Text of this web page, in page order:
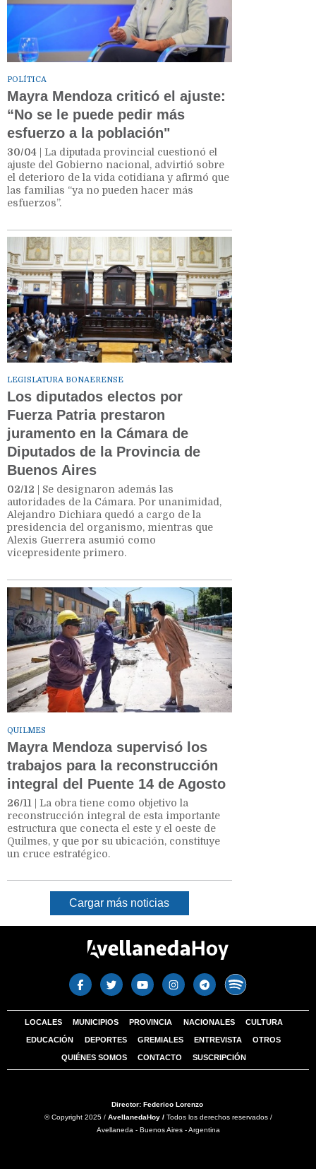
POLÍTICA
Mayra Mendoza criticó el ajuste:
“No se le puede pedir más
esfuerzo a la población"
30/04 | La diputada provincial cuestionó el
ajuste del Gobierno nacional, advirtió sobre
el deterioro de la vida cotidiana y afirmó que
las familias “ya no pueden hacer más
esfuerzos”.
LEGISLATURA BONAERENSE
Los diputados electos por
Fuerza Patria prestaron
juramento en la Cámara de
Diputados de la Provincia de
Buenos Aires
02/12 | Se designaron además las
autoridades de la Cámara. Por unanimidad,
Alejandro Dichiara quedó a cargo de la
presidencia del organismo, mientras que
Alexis Guerrera asumió como
vicepresidente primero.
QUILMES
Mayra Mendoza supervisó los
trabajos para la reconstrucción
integral del Puente 14 de Agosto
26/11
| La obra tiene como objetivo la
reconstrucción integral de esta importante
estructura que conecta el este y el oeste de
Quilmes, y que por su ubicación, constituye
un cruce estratégico.
Cargar más noticias
LOCALES MUNICIPIOS PROVINCIA NACIONALES CULTURA
EDUCACIÓN DEPORTES GREMIALES ENTREVISTA OTROS
QUIÉNES SOMOS CONTACTO SUSCRIPCIÓN
Director: Federico Lorenzo
© Copyright 2025 / AvellanedaHoy /Todos los derechos reservados /
Avellaneda - Buenos Aires - Argentina